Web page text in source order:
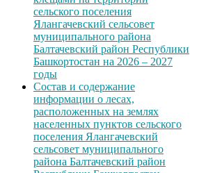
сельского поселения
Ялангачевский сельсовет
муниципального района
Балтачевский район Республики
Башкортостан на 2026 – 2027
годы
Состав и содержание
информации о лесах,
расположенных на землях
населенных пунктов сельского
поселения Ялангачевский
сельсовет муниципального
района Балтачевский район